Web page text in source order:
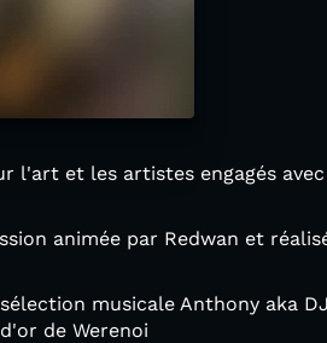
l'art et les artistes engagés
animée par Redwan et
musicale Anthony aka
de Werenoi